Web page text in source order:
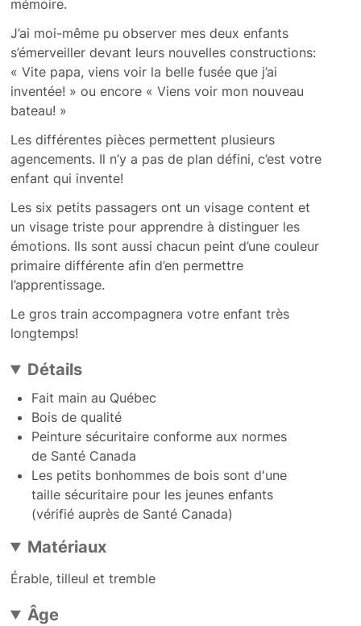
mémoire.
J’ai moi-même pu observer mes deux enfants
s’émerveiller devant leurs nouvelles constructions:
« Vite papa, viens voir la belle fusée que j’ai
inventée! » ou encore « Viens voir mon nouveau
bateau! »
Les différentes pièces permettent plusieurs
agencements. Il n’y a pas de plan défini, c’est votre
enfant qui invente!
Les six petits passagers ont un visage content et
un visage triste pour apprendre à distinguer les
émotions. Ils sont aussi chacun peint d’une couleur
primaire différente afin d’en permettre
l’apprentissage.
Le gros train accompagnera votre enfant très
longtemps!
Détails
Fait main au Québec
Bois de qualité
Peinture sécuritaire conforme aux normes
de Santé Canada
Les petits bonhommes de bois sont d'une
taille sécuritaire pour les jeunes enfants
(vérifié auprès de Santé Canada)
Matériaux
Érable, tilleul et tremble
Âge